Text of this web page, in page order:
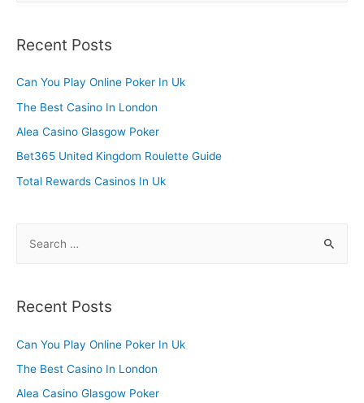
r
h
f
o
Recent Posts
Can You Play Online Poker In Uk
The Best Casino In London
Alea Casino Glasgow Poker
Bet365 United Kingdom Roulette Guide
Total Rewards Casinos In Uk
r
h
f
o
Recent Posts
Can You Play Online Poker In Uk
The Best Casino In London
Alea Casino Glasgow Poker